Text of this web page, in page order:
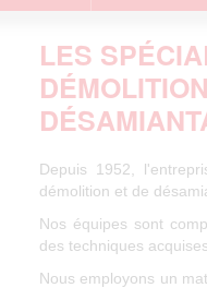
LES
Depuis 1952,
démolition et de
Nos équipes sont
des techniques
Nous employons un